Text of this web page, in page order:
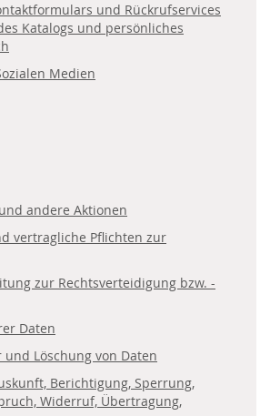
und Rückrufservices
Katalogs und persönliches
Medien
andere Aktionen
vertragliche Pflichten zur
zur Rechtsverteidigung bzw. -
Daten
und Löschung von Daten
Berichtigung, Sperrung,
Widerruf, Übertragung,